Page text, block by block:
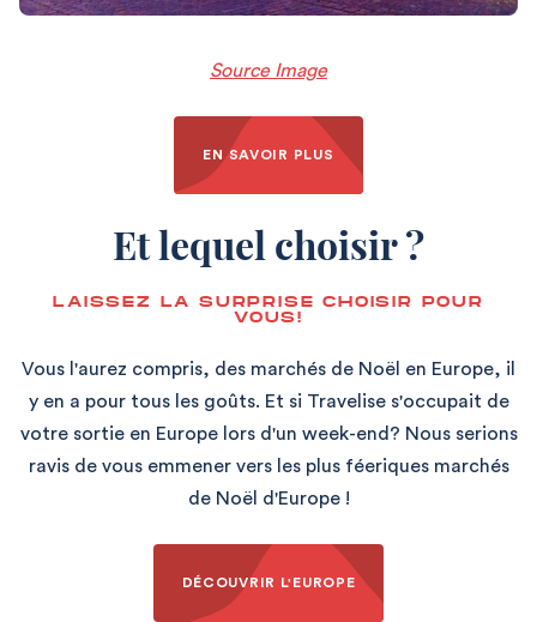
Source Image
EN SAVOIR PLUS
Et lequel choisir ?
LAISSEZ LA SURPRISE CHOISIR POUR
VOUS!
Vous l'aurez compris, des marchés de Noël en Europe, il
y en a pour tous les goûts. Et si Travelise s'occupait de
votre sortie en Europe lors d'un week-end? Nous serions
ravis de vous emmener vers les plus féeriques marchés
de Noël d'Europe !
DÉCOUVRIR L'EUROPE